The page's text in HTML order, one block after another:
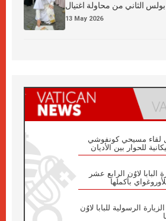
بولس الثاني من محاولة اغتيال
13 May 2026
لقاء مسيحي كونفوشي
للحوار بين الأديان
البابا لاوُن الرابع عشر
بأكملها
الرسولية للبابا لاوُن